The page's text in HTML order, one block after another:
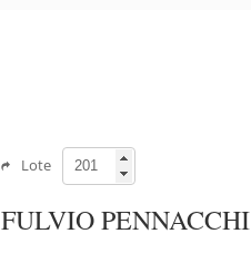
Lote
FULVIO PENNACCHI